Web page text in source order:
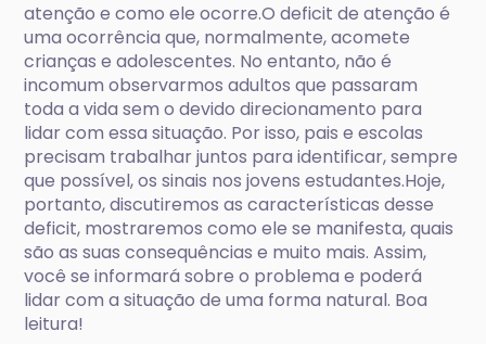
atenção e como ele ocorre.O deficit de atenção é
uma ocorrência que, normalmente, acomete
crianças e adolescentes. No entanto, não é
incomum observarmos adultos que passaram
toda a vida sem o devido direcionamento para
lidar com essa situação. Por isso, pais e escolas
precisam trabalhar juntos para identificar, sempre
que possível, os sinais nos jovens estudantes.Hoje,
portanto, discutiremos as características desse
deficit, mostraremos como ele se manifesta, quais
são as suas consequências e muito mais. Assim,
você se informará sobre o problema e poderá
lidar com a situação de uma forma natural. Boa
leitura!